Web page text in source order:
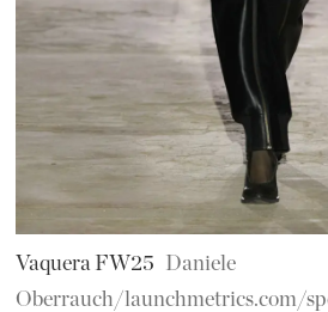
Vaquera FW25
Daniele
Oberrauch/launchmetrics.com/